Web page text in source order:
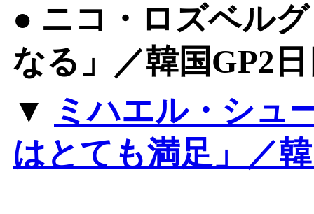
● ニコ・ロズベル
なる」／韓国GP2
▼
ミハエル・シュ
はとても満足」／